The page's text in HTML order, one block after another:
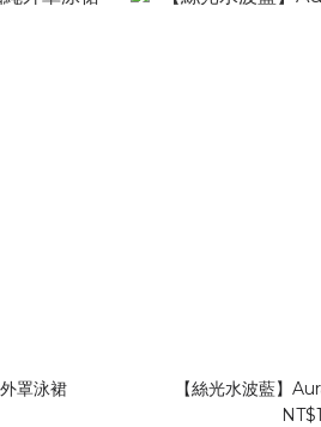
罩泳裙
【絲光水波藍】